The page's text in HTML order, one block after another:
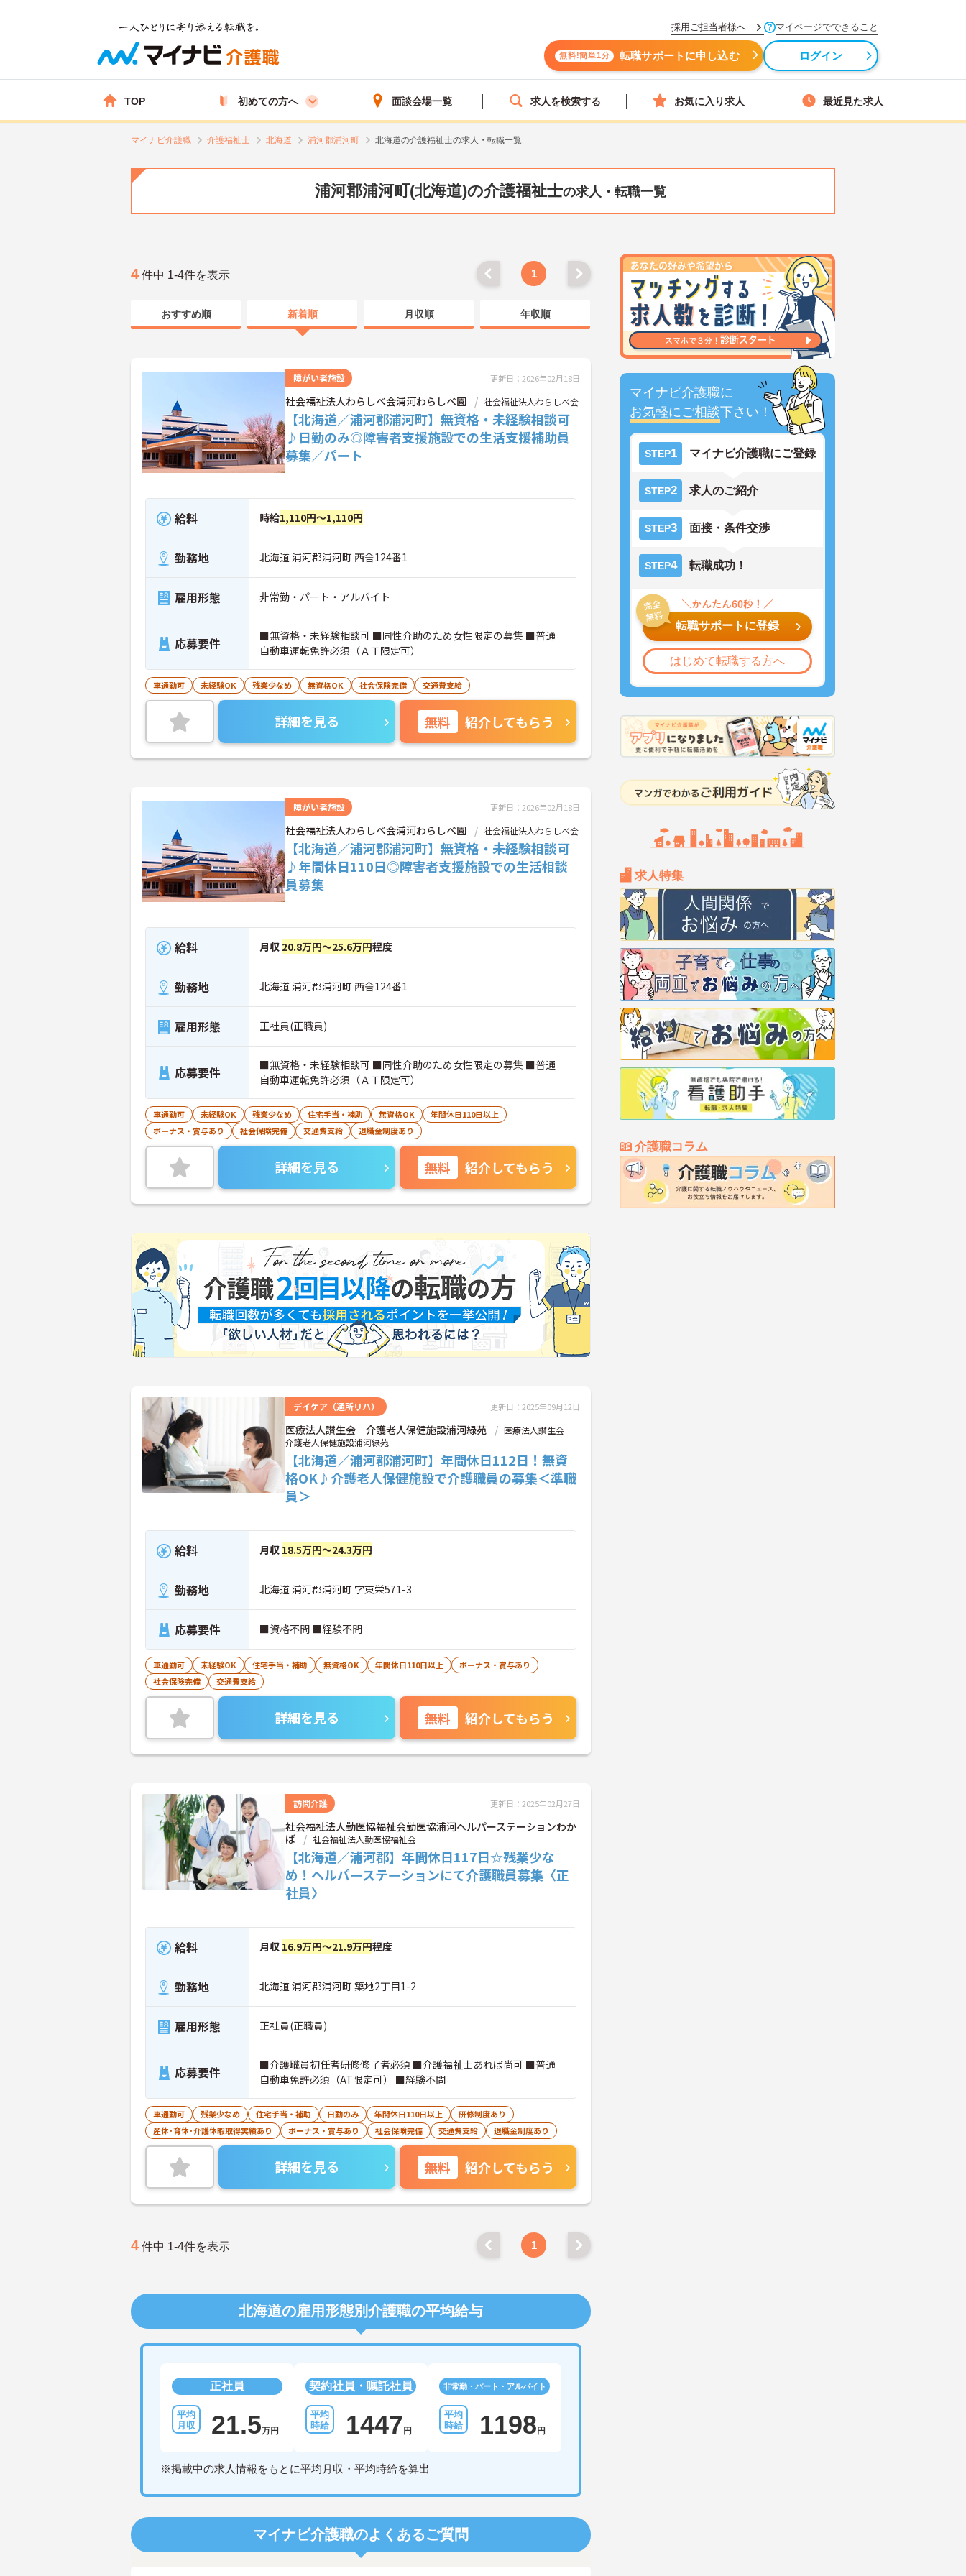
採用ご担当者様へ マイページでできること
無料!簡単1分 転職サポートに申し込む ログイン
TOP 初めての方へ 面談会場一覧 求人を検索する お気に入り求人 最近見た求人
マイナビ介護職 介護福祉士 北海道 浦河郡浦河町 北海道の介護福祉士の求人・転職一覧
浦河郡浦河町(北海道)の介護福祉士の求人・転職一覧
マイナビ介護職に
お気軽にご相談下さい！
STEP1 マイナビ介護職にご登録
STEP2 求人のご紹介
STEP3 面接・条件交渉
STEP4 転職成功！
転職サポートに登録
はじめて転職する方へ
求人特集
介護職コラム
4 件中 1-4件を表示 1
おすすめ順 新着順 月収順 年収順
障がい者施設 更新日：2026年02月18日
社会福祉法人わらしべ会浦河わらしべ園 社会福祉法人わらしべ会
【北海道／浦河郡浦河町】無資格・未経験相談可
♪日勤のみ◎障害者支援施設での生活支援補助員
募集／パート
給料 時給1,110円～1,110円
勤務地 北海道 浦河郡浦河町 西舎124番1
雇用形態 非常勤・パート・アルバイト
応募要件
■無資格・未経験相談可 ■同性介助のため女性限定の募集 ■普通
自動車運転免許必須（ＡＴ限定可）
車通勤可 未経験OK 残業少なめ 無資格OK 社会保険完備 交通費支給
詳細を見る 無料 紹介してもらう
障がい者施設 更新日：2026年02月18日
社会福祉法人わらしべ会浦河わらしべ園 社会福祉法人わらしべ会
【北海道／浦河郡浦河町】無資格・未経験相談可
♪年間休日110日◎障害者支援施設での生活相談
員募集
給料 月収 20.8万円～25.6万円程度
勤務地 北海道 浦河郡浦河町 西舎124番1
雇用形態 正社員(正職員)
応募要件
■無資格・未経験相談可 ■同性介助のため女性限定の募集 ■普通
自動車運転免許必須（ＡＴ限定可）
車通勤可 未経験OK 残業少なめ 住宅手当・補助 無資格OK
年間休日110日以上
ボーナス・賞与あり
社会保険完備 交通費支給 退職金制度あり
詳細を見る 無料 紹介してもらう
デイケア（通所リハ） 更新日：2025年09月12日
医療法人讃生会 介護老人保健施設浦河緑苑
医療法人讃生会
介護老人保健施設浦河緑苑
【北海道／浦河郡浦河町】年間休日112日！無資
格OK♪介護老人保健施設で介護職員の募集＜準職
員＞
給料 月収 18.5万円～24.3万円
勤務地 北海道 浦河郡浦河町 字東栄571-3
応募要件 ■資格不問 ■経験不問
車通勤可 未経験OK 住宅手当・補助 無資格OK 年間休日110日以上
ボーナス・賞与あり
社会保険完備
交通費支給
詳細を見る 無料 紹介してもらう
訪問介護 更新日：2025年02月27日
社会福祉法人勤医協福祉会勤医協浦河ヘルパーステーションわか
ば
社会福祉法人勤医協福祉会
【北海道／浦河郡】年間休日117日☆残業少な
め！ヘルパーステーションにて介護職員募集〈正
社員〉
給料 月収 16.9万円～21.9万円程度
勤務地 北海道 浦河郡浦河町 築地2丁目1-2
雇用形態 正社員(正職員)
応募要件
■介護職員初任者研修修了者必須 ■介護福祉士あれば尚可 ■普通
自動車免許必須（AT限定可） ■経験不問
車通勤可 残業少なめ 住宅手当・補助 日勤のみ 年間休日110日以上
研修制度あり
産休･育休･介護休暇取得実績あり
ボーナス・賞与あり 社会保険完備 交通費支給 退職金制度あり
詳細を見る 無料 紹介してもらう
4 件中 1-4件を表示 1
北海道の雇用形態別介護職の平均給与
正社員
21.5万円
契約社員・嘱託社員
1447 円
非常勤・パート・アルバイト
1198 円
※掲載中の求人情報をもとに平均月収・平均時給を算出
マイナビ介護職のよくあるご質問